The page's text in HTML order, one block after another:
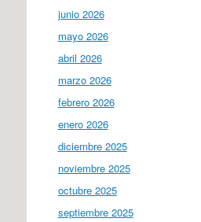
junio 2026
mayo 2026
abril 2026
marzo 2026
febrero 2026
enero 2026
diciembre 2025
noviembre 2025
octubre 2025
septiembre 2025